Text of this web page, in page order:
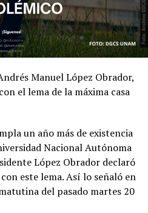
Manuel López Obrador,
el lema de la máxima casa
un año más de existencia
Nacional Autónoma
López Obrador declaró
este lema. Así lo señaló en
del pasado martes 20